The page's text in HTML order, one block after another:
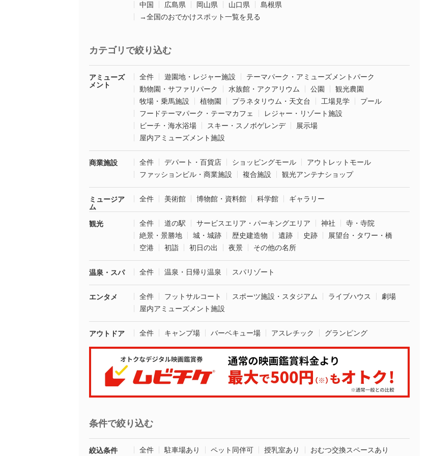
中国
広島県 岡山県 山口県
島根県
→全国のおでかけスポット一覧を見る
カテゴリで絞り込む
アミューズ
メント
全件 遊園地・レジャー施設
テーマパーク・アミューズメントパーク
動物園・サファリパーク
水族館・アクアリウム 公園
観光農園
牧場・乗馬施設
植物園 プラネタリウム・天文台 工場見学
プール
フードテーマパーク・テーマカフェ
レジャー・リゾート施設
ビーチ・海水浴場
スキー・スノボゲレンデ
展示場
屋内アミューズメント施設
商業施設 全件 デパート・百貨店 ショッピングモール
アウトレットモール
ファッションビル・商業施設
複合施設 観光アンテナショップ
ミュージア
ム
全件 美術館 博物館・資料館 科学館 ギャラリー
観光 全件 道の駅 サービスエリア・パーキングエリア 神社
寺・寺院
絶景・景勝地
城・城跡 歴史建造物 遺跡 史跡
展望台・タワー・橋
空港
初詣 初日の出 夜景 その他の名所
温泉・スパ 全件 温泉・日帰り温泉 スパリゾート
エンタメ 全件 フットサルコート スポーツ施設・スタジアム ライブハウス
劇場
屋内アミューズメント施設
アウトドア 全件 キャンプ場 バーベキュー場 アスレチック グランピング
条件で絞り込む
絞込条件 全件 駐車場あり ペット同伴可 授乳室あり
おむつ交換スペースあり